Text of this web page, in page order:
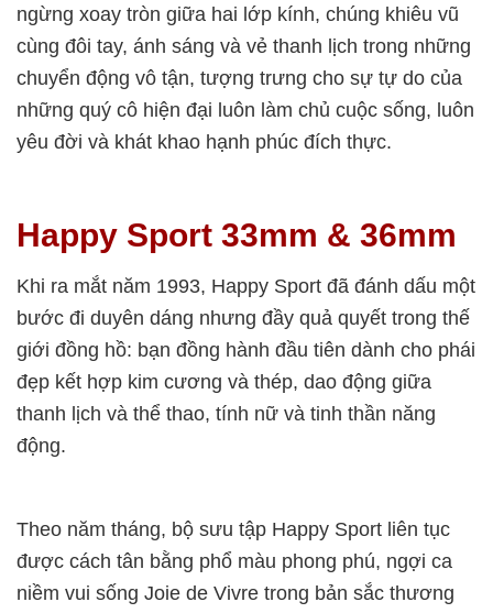
ngừng xoay tròn giữa hai lớp kính, chúng khiêu vũ
cùng đôi tay, ánh sáng và vẻ thanh lịch trong những
chuyển động vô tận, tượng trưng cho sự tự do của
những quý cô hiện đại luôn làm chủ cuộc sống, luôn
yêu đời và khát khao hạnh phúc đích thực.
Happy Sport 33mm & 36mm
Khi ra mắt năm 1993, Happy Sport đã đánh dấu một
bước đi duyên dáng nhưng đầy quả quyết trong thế
giới đồng hồ: bạn đồng hành đầu tiên dành cho phái
đẹp kết hợp kim cương và thép, dao động giữa
thanh lịch và thể thao, tính nữ và tinh thần năng
động.
Theo năm tháng, bộ sưu tập Happy Sport liên tục
được cách tân bằng phổ màu phong phú, ngợi ca
niềm vui sống Joie de Vivre trong bản sắc thương